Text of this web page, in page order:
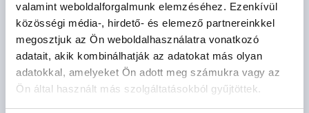
valamint weboldalforgalmunk elemzéséhez. Ezenkívül
közösségi média-, hirdető- és elemező partnereinkkel
megosztjuk az Ön weboldalhasználatra vonatkozó
adatait, akik kombinálhatják az adatokat más olyan
adatokkal, amelyeket Ön adott meg számukra vagy az
Ön által használt más szolgáltatásokból gyűjtöttek.
CSOK igényelhető